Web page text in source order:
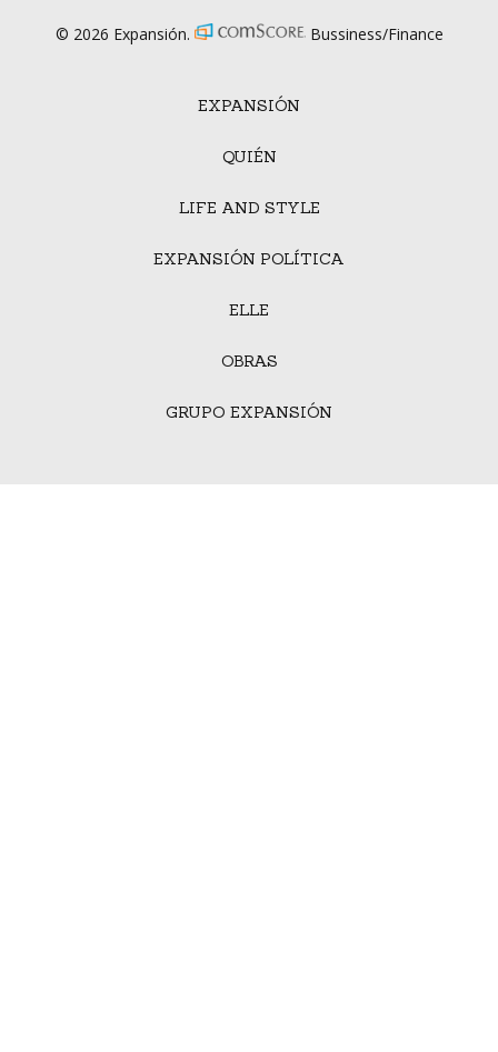
EXPANSIÓN
QUIÉN
LIFE AND STYLE
EXPANSIÓN POLÍTICA
ELLE
OBRAS
GRUPO EXPANSIÓN
© 2026 Expansión. Bussiness/Finance